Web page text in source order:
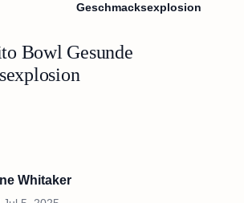
Geschmacksexplosion
Bowl Gesunde
Whitaker